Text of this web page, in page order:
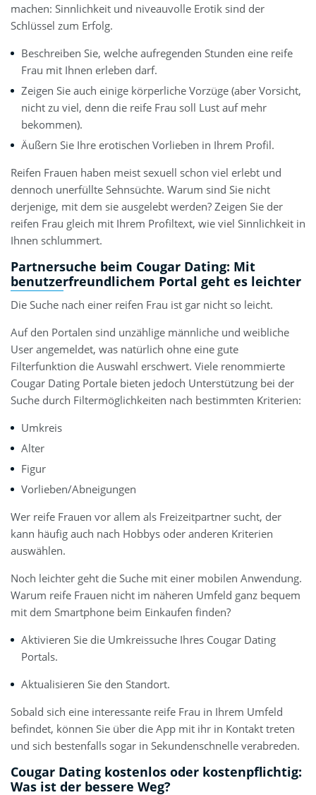
machen: Sinnlichkeit und niveauvolle Erotik sind der
Schlüssel zum Erfolg.
Beschreiben Sie, welche aufregenden Stunden eine reife
Frau mit Ihnen erleben darf.
Zeigen Sie auch einige körperliche Vorzüge (aber Vorsicht,
nicht zu viel, denn die reife Frau soll Lust auf mehr
bekommen).
Äußern Sie Ihre erotischen Vorlieben in Ihrem Profil.
Reifen Frauen haben meist sexuell schon viel erlebt und
dennoch unerfüllte Sehnsüchte. Warum sind Sie nicht
derjenige, mit dem sie ausgelebt werden? Zeigen Sie der
reifen Frau gleich mit Ihrem Profiltext, wie viel Sinnlichkeit in
Ihnen schlummert.
Partnersuche beim Cougar Dating: Mit
benutzerfreundlichem Portal geht es leichter
Die Suche nach einer reifen Frau ist gar nicht so leicht.
Auf den Portalen sind unzählige männliche und weibliche
User angemeldet, was natürlich ohne eine gute
Filterfunktion die Auswahl erschwert. Viele renommierte
Cougar Dating Portale bieten jedoch Unterstützung bei der
Suche durch Filtermöglichkeiten nach bestimmten Kriterien:
Umkreis
Alter
Figur
Vorlieben/Abneigungen
Wer reife Frauen vor allem als Freizeitpartner sucht, der
kann häufig auch nach Hobbys oder anderen Kriterien
auswählen.
Noch leichter geht die Suche mit einer mobilen Anwendung.
Warum reife Frauen nicht im näheren Umfeld ganz bequem
mit dem Smartphone beim Einkaufen finden?
Aktivieren Sie die Umkreissuche Ihres Cougar Dating
Portals.
Aktualisieren Sie den Standort.
Sobald sich eine interessante reife Frau in Ihrem Umfeld
befindet, können Sie über die App mit ihr in Kontakt treten
und sich bestenfalls sogar in Sekundenschnelle verabreden.
Cougar Dating kostenlos oder kostenpflichtig:
Was ist der bessere Weg?